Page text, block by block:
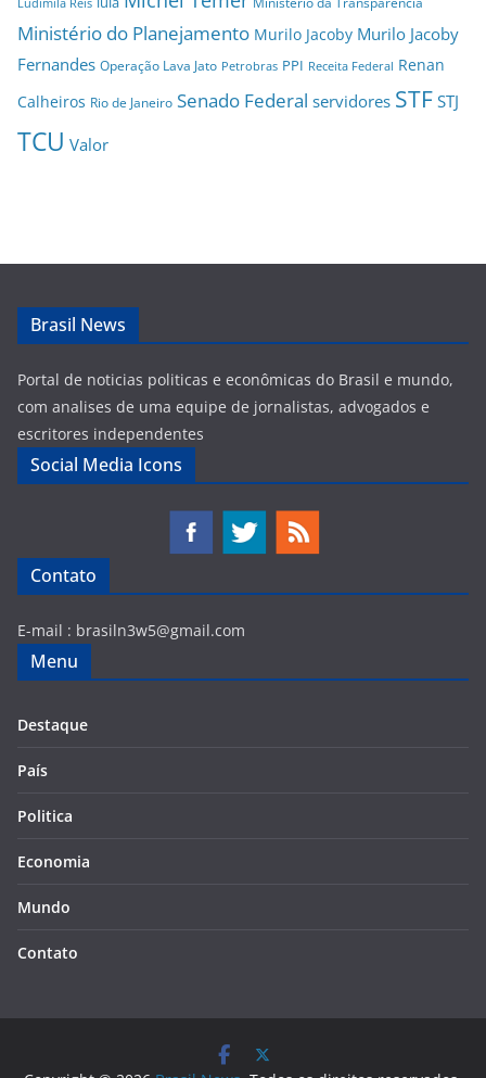
Ludimila Reis
Ministério do Planejamento Murilo Jacoby Murilo Jacoby
Fernandes Operação Lava Jato Petrobras PPI Receita Federal Renan
Calheiros Rio de Janeiro Senado Federal servidores STF STJ
TCU Valor
Brasil News
Portal de noticias politicas e econômicas do Brasil e mundo,
com analises de uma equipe de jornalistas, advogados e
escritores independentes
Social Media Icons
Contato
E-mail : brasiln3w5@gmail.com
Menu
Destaque
País
Politica
Economia
Mundo
Contato